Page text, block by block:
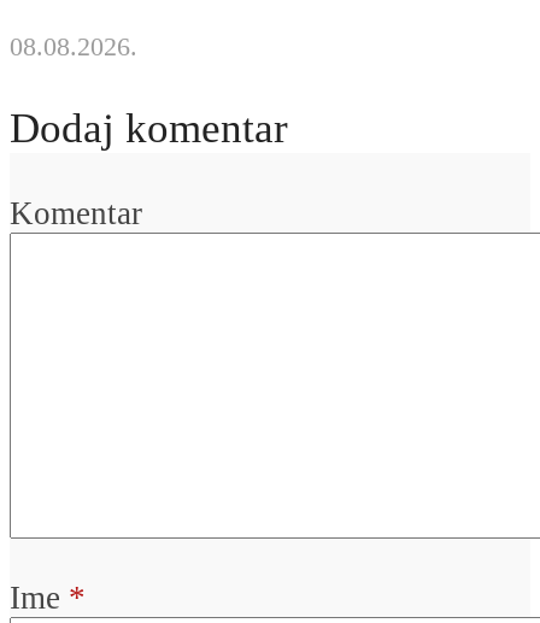
08.08.2026.
Dodaj komentar
Komentar
Ime *